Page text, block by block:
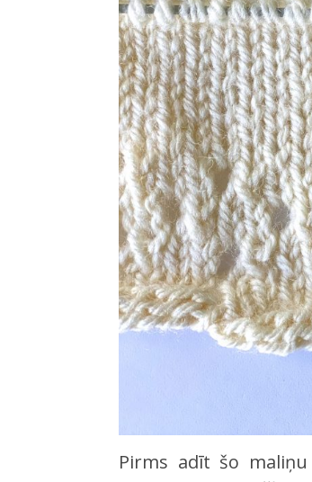
Pirms adīt šo